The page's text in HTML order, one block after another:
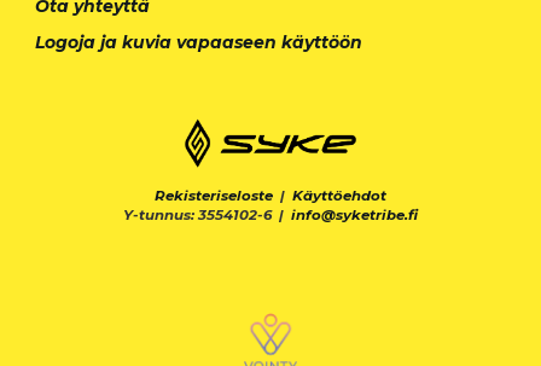
Ota yhteyttä
Logoja ja kuvia vapaaseen käyttöön
Rekisteriseloste | Käyttöehdot
Y-tunnus: 3554102-6 | info@syketribe.fi